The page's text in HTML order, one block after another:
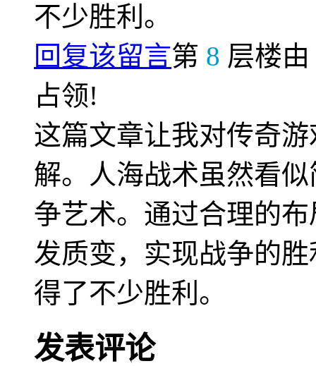
不少胜利。
回复该留言第 8 层楼由
占领!
这篇文章让我对传奇
解。人海战术虽然看
争艺术。通过合理的
发质变，实现战争的
得了不少胜利。
发表评论